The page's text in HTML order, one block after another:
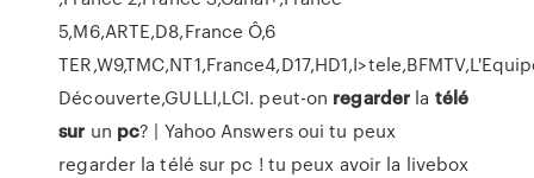
5,M6,ARTE,D8,France Ô,6
Découverte,GULLI,LCI. peut-on regarder la télé
sur un pc? | Yahoo Answers oui tu peux
regarder la télé sur pc ! tu peux avoir la livebox